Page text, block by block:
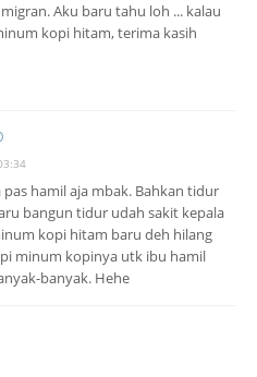
Aku baru tahu loh ... kalau
kopi hitam, terima kasih
hamil aja mbak. Bahkan tidur
bangun tidur udah sakit kepala
kopi hitam baru deh hilang
minum kopinya utk ibu hamil
banyak. Hehe